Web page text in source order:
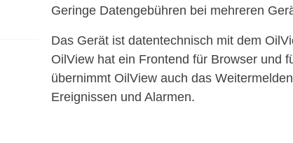
Geringe Datengebühren bei mehreren
Das Gerät ist datentechnisch mit dem
OilView hat ein Frontend für Browser und
übernimmt OilView auch das
Ereignissen und Alarmen.